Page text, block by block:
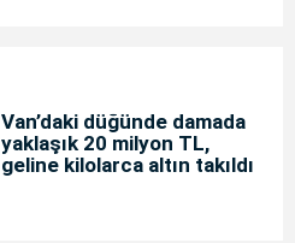
Van’daki düğünde damada
yaklaşık 20 milyon TL,
geline kilolarca altın takıldı